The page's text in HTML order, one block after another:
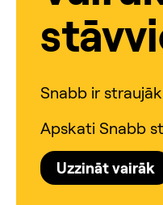
Snabb ir
Apskati Snabb
Uzzināt vairāk